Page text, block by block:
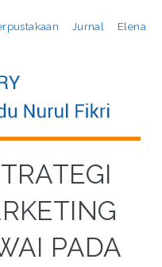
Jurnal Elena
PADA